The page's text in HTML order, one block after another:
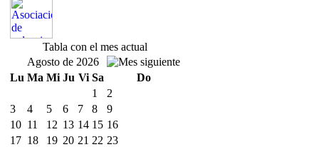
Tabla con el mes actual
Agosto de 2026
Lu Ma Mi Ju Vi Sa
Do
1
2
3
4 5 6 7 8
9
10 11 12 13 14 15 16
17 18 19 20 21 22 23